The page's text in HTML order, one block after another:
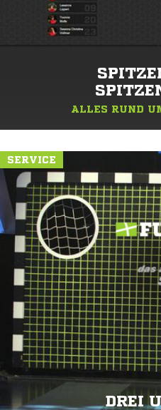
ALLES RUND
SERVICE
DREI